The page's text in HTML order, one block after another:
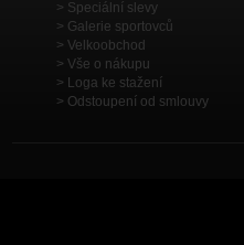
Speciální slevy
Galerie sportovců
Velkoobchod
Vše o nákupu
Loga ke stažení
Odstoupení od smlouvy